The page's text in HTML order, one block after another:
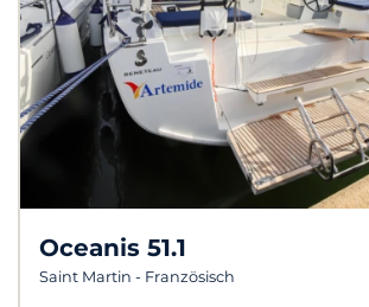
Oceanis 51.1
Saint Martin - Französisch